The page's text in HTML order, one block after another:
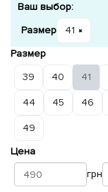
Ваш выбор:
Размер
41
Размер
39
40 41
44 45 46
49
Цена
грн